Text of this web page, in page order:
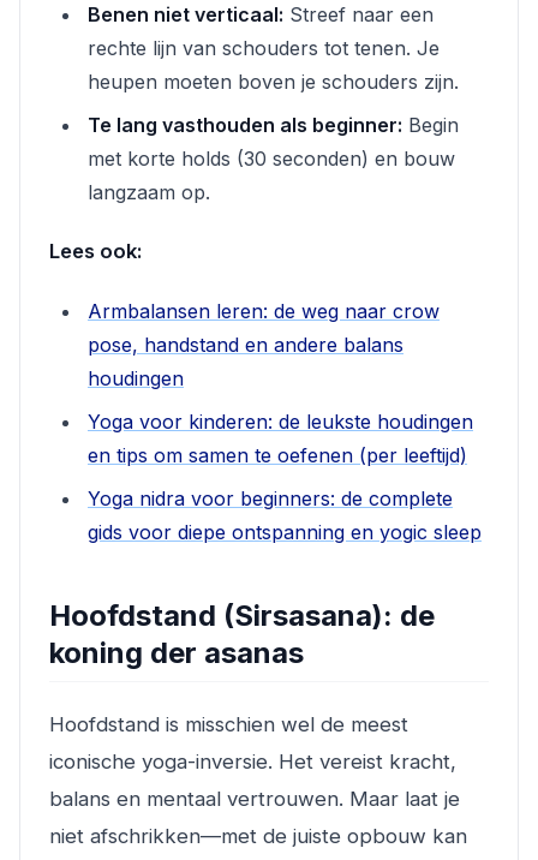
Benen niet verticaal: Streef naar een
rechte lijn van schouders tot tenen. Je
heupen moeten boven je schouders zijn.
Te lang vasthouden als beginner: Begin
met korte holds (30 seconden) en bouw
langzaam op.
Lees ook:
Armbalansen leren: de weg naar crow
pose, handstand en andere balans
houdingen
Yoga voor kinderen: de leukste houdingen
en tips om samen te oefenen (per leeftijd)
Yoga nidra voor beginners: de complete
gids voor diepe ontspanning en yogic sleep
Hoofdstand (Sirsasana): de
koning der asanas
Hoofdstand is misschien wel de meest
iconische yoga-inversie. Het vereist kracht,
balans en mentaal vertrouwen. Maar laat je
niet afschrikken—met de juiste opbouw kan